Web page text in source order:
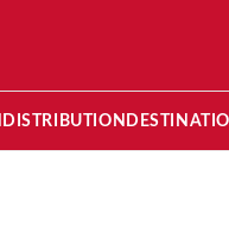
DISTRIBUTION